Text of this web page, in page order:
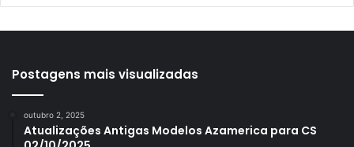
Azamerica S1005
Azamerica S1006 Plus
Postagens mais visualizadas
outubro 2, 2025
Atualizações Antigas Modelos Azamerica para CS